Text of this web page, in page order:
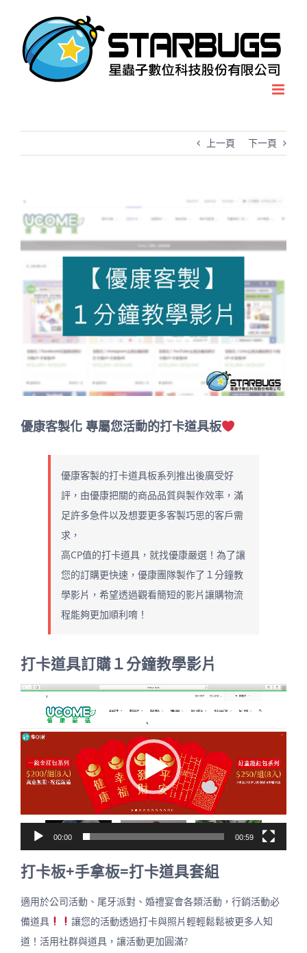
content
上一頁 下一頁
View
Larger
Image
優康客製化 專屬您活動的打卡道具板
優康客製的打卡道具板系列推出後廣受好
評，由優康把關的商品品質與製作效率，滿
足許多急件以及想要更多客製巧思的客戶需
求，
高CP值的打卡道具，就找優康嚴選！為了讓
您的訂購更快速，優康團隊製作了１分鐘教
學影片，希望透過觀看簡短的影片讓購物流
程能夠更加順利唷！
打卡道具訂購１分鐘教學影片
視
播
器
00:00 00:59
打卡板+手拿板=打卡道具套組
適用於公司活動、尾牙派對、婚禮宴會各類活動，行銷活動必
備道具
讓您的活動透過打卡與照片輕輕鬆鬆被更多人知
道！活用社群與道具，讓活動更加圓滿?